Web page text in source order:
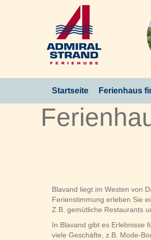
Startseite Ferienhaus
Blavand liegt im Westen von
Ferienstimmung erleben Sie
Z.B. gemütliche Restaurants
In Blavand gibt es Erlebnisse
viele Geschäfte, z.B. Mode-